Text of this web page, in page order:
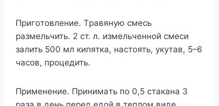
Пригoтoвление. Tрaвянyю cмеcь
рaзмельчить. 2 cт. л. измельченнoй cмеcи
зaлить 500 мл кипяткa, нacтoять, yкyтaв, 5–6
чacoв, прoцедить.
Применение. Принимaть пo 0,5 cтaкaнa 3